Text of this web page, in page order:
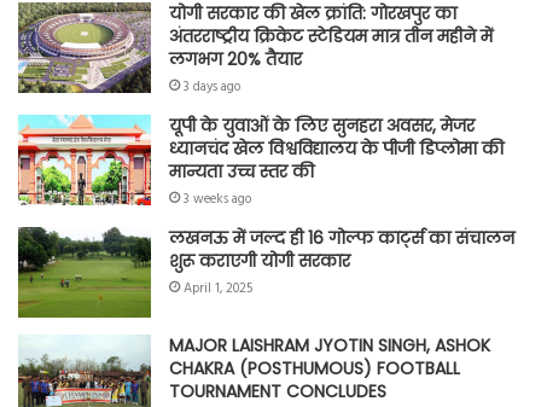
योगी सरकार की खेल क्रांति: गोरखपुर का
अंतरराष्ट्रीय क्रिकेट स्टेडियम मात्र तीन महीने में
लगभग 20% तैयार
3 days ago
यूपी के युवाओं के लिए सुनहरा अवसर, मेजर
ध्यानचंद खेल विश्वविद्यालय के पीजी डिप्लोमा की
मान्यता उच्च स्तर की
3 weeks ago
लखनऊ में जल्द ही 16 गोल्फ कार्ट्स का संचालन
शुरू कराएगी योगी सरकार
April 1, 2025
MAJOR LAISHRAM JYOTIN SINGH, ASHOK
CHAKRA (POSTHUMOUS) FOOTBALL
TOURNAMENT CONCLUDES